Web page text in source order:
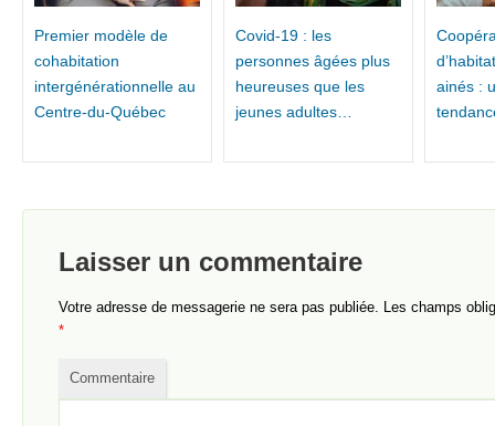
Premier modèle de
cohabitation
intergénérationnelle au
Centre-du-Québec
Covid-19 : les
personnes âgées plus
heureuses que les
jeunes adultes…
ainés :
Laisser un commentaire
Votre adresse de messagerie ne sera pas publiée. Les champs
*
Commentaire